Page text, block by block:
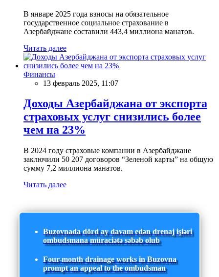
В январе 2025 года взносы на обязательное
государственное социальное страхование в
Азербайджане составили 443,4 миллиона манатов.
Читать далее
Финансы
13 февраль 2025, 11:07
Доходы Азербайджана от экспорта
страховых услуг снизились более
чем на 23%
В 2024 году страховые компании в Азербайджане
заключили 50 207 договоров “Зеленой карты” на общую
сумму 7,2 миллиона манатов.
Читать далее
Buzovnada dörd ay davam edən drenaj işləri
ombudsmana müraciətə səbəb olub
Four-month drainage works in Buzovna
prompt an appeal to the ombudsman